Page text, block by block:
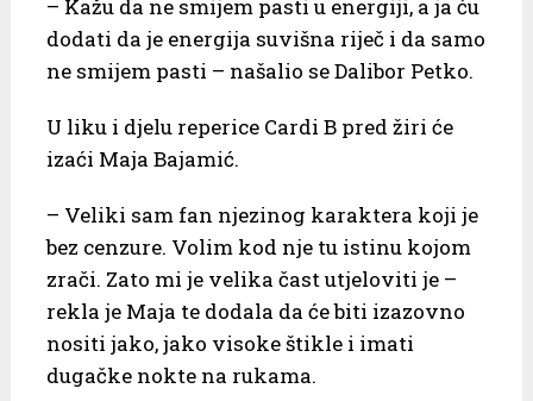
– Kažu da ne smijem pasti u energiji, a ja ću
dodati da je energija suvišna riječ i da samo
ne smijem pasti – našalio se Dalibor Petko.
U liku i djelu reperice Cardi B pred žiri će
izaći Maja Bajamić.
– Veliki sam fan njezinog karaktera koji je
bez cenzure. Volim kod nje tu istinu kojom
zrači. Zato mi je velika čast utjeloviti je –
rekla je Maja te dodala da će biti izazovno
nositi jako, jako visoke štikle i imati
dugačke nokte na rukama.